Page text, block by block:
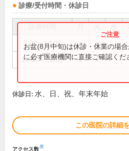
診療/受付時間・休診日
9:00～13:00 ● ●
14:00～18:00 ● ●
お盆(8月中旬)は休診・休業の場
に必ず医療機関に直接ご確認くだ
休診日: 水、日、祝、年末年始
この医院の詳細
アクセス数※